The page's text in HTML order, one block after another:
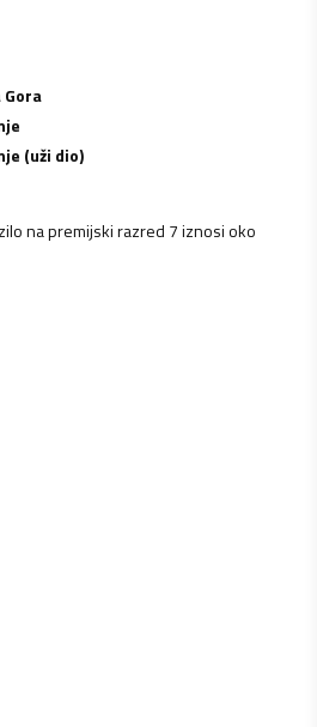
Gora
(uži dio)
na premijski razred 7 iznosi oko